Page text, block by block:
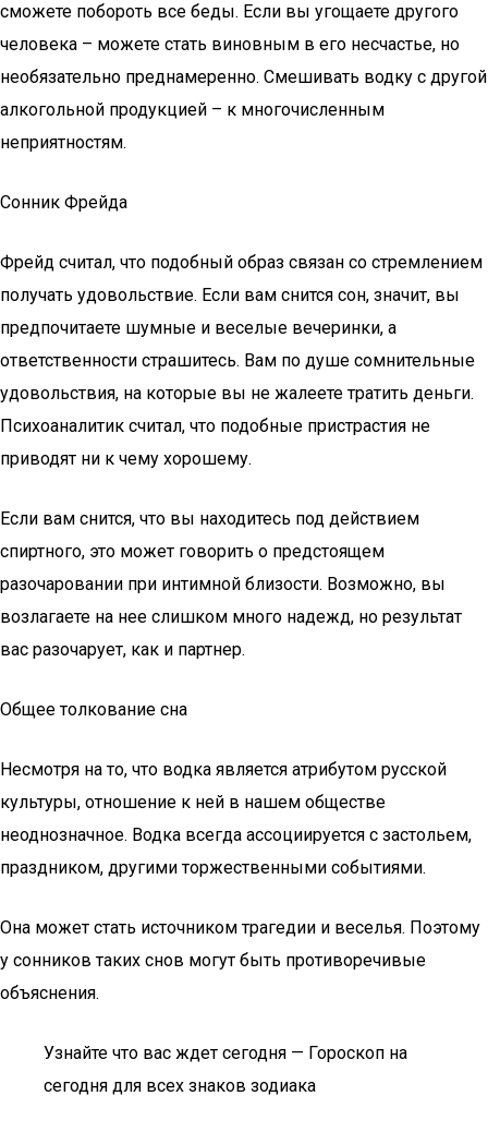
сможете побороть все беды. Если вы угощаете другого
человека – можете стать виновным в его несчастье, но
необязательно преднамеренно. Смешивать водку с другой
алкогольной продукцией – к многочисленным
неприятностям.
Сонник Фрейда
Фрейд считал, что подобный образ связан со стремлением
получать удовольствие. Если вам снится сон, значит, вы
предпочитаете шумные и веселые вечеринки, а
ответственности страшитесь. Вам по душе сомнительные
удовольствия, на которые вы не жалеете тратить деньги.
Психоаналитик считал, что подобные пристрастия не
приводят ни к чему хорошему.
Если вам снится, что вы находитесь под действием
спиртного, это может говорить о предстоящем
разочаровании при интимной близости. Возможно, вы
возлагаете на нее слишком много надежд, но результат
вас разочарует, как и партнер.
Общее толкование сна
Несмотря на то, что водка является атрибутом русской
культуры, отношение к ней в нашем обществе
неоднозначное. Водка всегда ассоциируется с застольем,
праздником, другими торжественными событиями.
Она может стать источником трагедии и веселья. Поэтому
у сонников таких снов могут быть противоречивые
объяснения.
Узнайте что вас ждет сегодня — Гороскоп на
сегодня для всех знаков зодиака